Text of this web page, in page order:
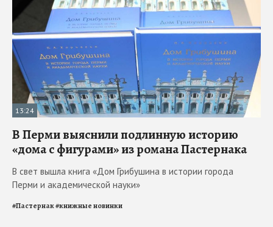
13:24
В Перми выяснили подлинную историю
«дома с фигурами» из романа Пастернака
В свет вышла книга «Дом Грибушина в истории города
Перми и академической науки»
#Пастернак#книжные новинки